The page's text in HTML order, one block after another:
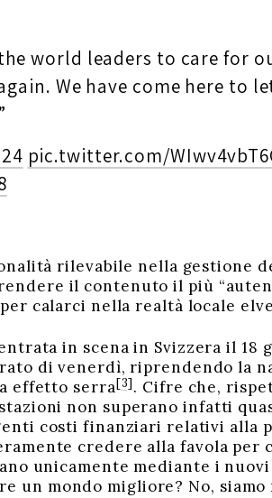
world leaders to care for
We have come here to
pic.twitter.com/
rilevabile nella gestione
il contenuto il più
calarci nella realtà locale
in scena in Svizzera il 18
di venerdì, riprendendo la
effetto serra[3]. Cifre che,
non superano infatti
costi finanziari relativi alla
credere alla favola per
unicamente mediante i nuovi
un mondo migliore? No,